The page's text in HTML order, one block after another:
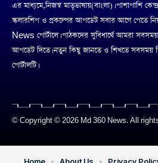
এর মাধ্যমে,নিজস্ব মাতৃভাষায়(বাংলা)। পাশাপাশি
স্কলারশিপ ও প্রকল্পের আপডেট সবার আগে পেতে
News পোর্টালে। পাঠকদের সুবিধার্থে আমরা
আপডেট দিতে। নতুন কিছু জানতে ও শিখতে
পোর্টালটি।
© Copyright © 2026 Md 360 News. All